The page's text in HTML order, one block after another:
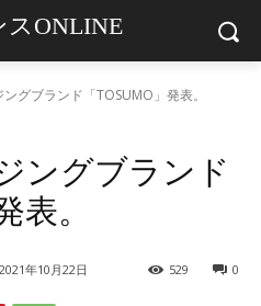
スONLINE
グブランド「TOSUMO」発表。
ングブランド
表。
2021年10月22日 0
529